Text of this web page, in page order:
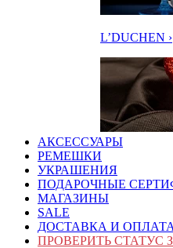
L’DUCHEN ›
АКСЕССУАРЫ
РЕМЕШКИ
УКРАШЕНИЯ
ПОДАРОЧНЫЕ
МАГАЗИНЫ
SALE
ДОСТАВКА И ОПЛАТА
ПРОВЕРИТЬ СТАТУС